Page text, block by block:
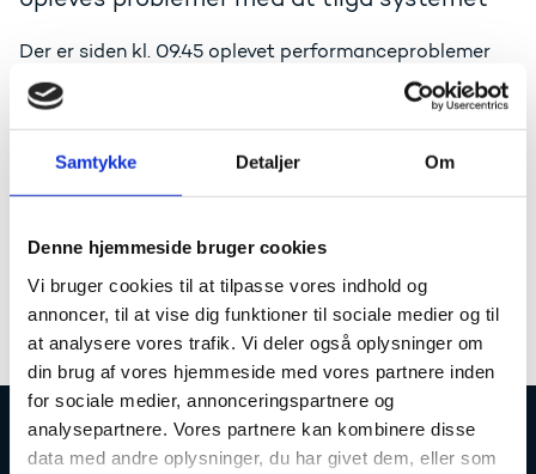
Samtykke Detaljer Om
Denne hjemmeside bruger cookies
Vi bruger cookies til at tilpasse vores indhold og
annoncer, til at vise dig funktioner til sociale medier og til
at analysere vores trafik. Vi deler også oplysninger om
din brug af vores hjemmeside med vores partnere inden
for sociale medier, annonceringspartnere og
analysepartnere. Vores partnere kan kombinere disse
data med andre oplysninger, du har givet dem, eller som
Der er siden kl. 09.45 oplevet performanceproblemer
på esas PROD.
Problemerne giver sig udslag i at esas kører meget
langsomt, og at det kan være svært at logge
påsystemet.
Vi anbefaler at institutionerne venter med at starte
Vi har desværre ingen tidshorisont pt. men vil løbende
informere via nyhedsbreve.
Uddannelses- og Forskningsstyrelsen